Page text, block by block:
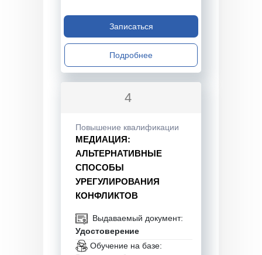
Записаться
Подробнее
4
Повышение квалификации
МЕДИАЦИЯ:
АЛЬТЕРНАТИВНЫЕ
СПОСОБЫ
УРЕГУЛИРОВАНИЯ
КОНФЛИКТОВ
Выдаваемый документ:
Удостоверение
Обучение на базе: